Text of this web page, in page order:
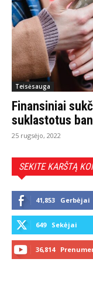
Teisėsauga
Finansiniai
suklastotus
25 rugsėjo, 2022
SEKITE KARŠTĄ
41,853 Gerbėjai
649 Sekėjai
36,814